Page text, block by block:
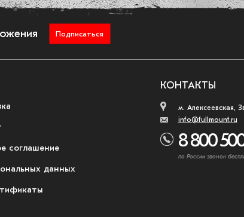
Подписаться
КОНТАКТЫ
м. Алексеевская,
info@fullmount.ru
8 800
по России звонок
соглашение
данных